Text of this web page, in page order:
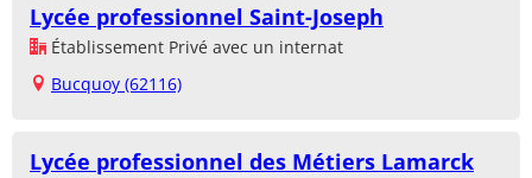
Lycée professionnel Saint-Joseph
Établissement Privé avec un internat
Bucquoy (62116)
Lycée professionnel des Métiers Lamarck